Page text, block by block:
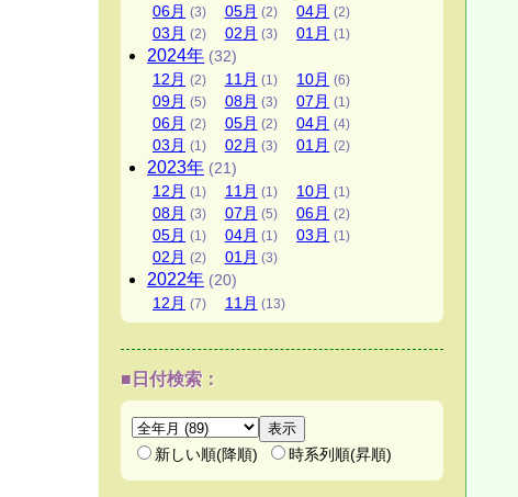
06月 (3) 05月 (2) 04月 (2)
03 月 (2) 02 月 (3) 01 月 (1)
2024年 (32)
12 月 (2) 11 月 (1) 10月 (6)
09月 (5) 08月 (3) 07 月 (1)
06月 (2) 05月 (2) 04月 (4)
03 月 (1) 02 月 (3) 01 月 (2)
2023年 (21)
12 月 (1) 11 月 (1) 10月 (1)
08月 (3) 07 月 (5) 06月 (2)
05月 (1) 04月 (1) 03 月 (1)
02 月 (2) 01 月 (3)
2022年 (20)
12 月 (7) 11 月 (13)
■日付検索：
新しい順(降順) 時系列順(昇順)